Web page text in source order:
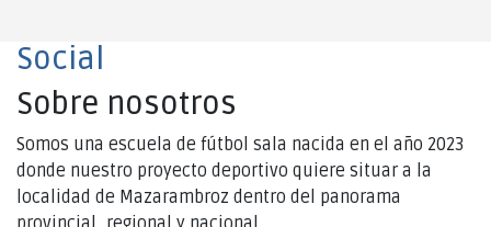
Social
Sobre nosotros
Somos una escuela de fútbol sala nacida en el año 2023
donde nuestro proyecto deportivo quiere situar a la
localidad de Mazarambroz dentro del panorama